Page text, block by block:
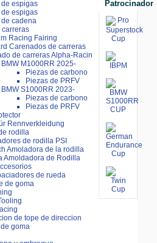
de espigas
de espigas
de cadena
Racing Fairing
Carenados de carreras
de carreras Alpha-Racin
BMW M1000RR 2025-
Piezas de carbono
Piezas de PRFV
BMW S1000RR 2023-
Piezas de carbono
Piezas de PRFV
Rennverkleidung
rodilla
de rodilla PSI
Amoladora de la rodilla
Amoldadora de Rodilla
de rueda
de goma
de tope de direccion
goma
Patrocinador